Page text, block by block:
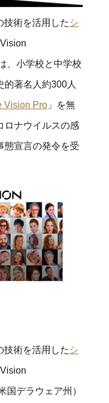
技術を活用した シ
、小学校と中学校
的著名人約300人
Vision Pro」を無
ロナウイルスの感
態宣言の発令を受
技術を活用した シ
国デラウェア州）